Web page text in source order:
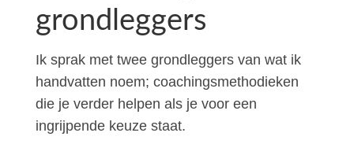
grondleggers
Ik sprak met twee grondleggers van wat ik
handvatten noem; coachingsmethodieken
die je verder helpen als je voor een
ingrijpende keuze staat.